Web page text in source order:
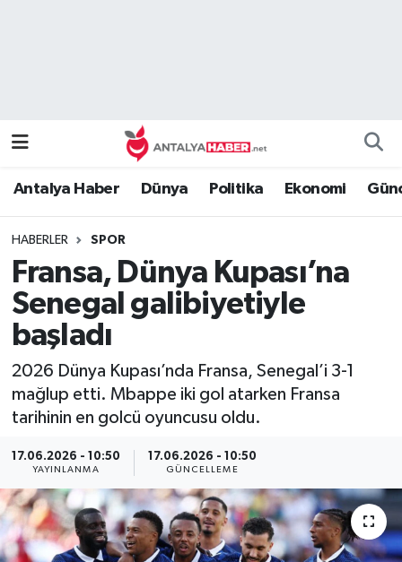
Antalya Haber Dünya Politika Ekonomi
HABERLER SPOR
Fransa, Dünya Kupası’na
Senegal galibiyetiyle
başladı
2026 Dünya Kupası’nda Fransa, Senegal’i 3-1
mağlup etti. Mbappe iki gol atarken Fransa
tarihinin en golcü oyuncusu oldu.
17.06.2026 - 10:50
YAYINLANMA
17.06.2026 - 10:50
GÜNCELLEME
Genel
Güncel
Güvenlik
Medya
Namaz Vakitleri
Tüm Manşetler
Son Dakika Haberleri
Haber Arşivi